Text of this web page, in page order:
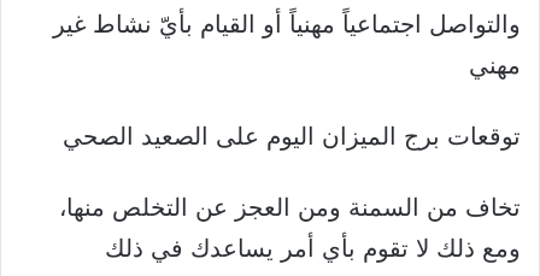
والتواصل اجتماعياً مهنياً أو القيام بأيّ نشاط غير
مهني
توقعات برج الميزان اليوم على الصعيد الصحي
تخاف من السمنة ومن العجز عن التخلص منها،
ومع ذلك لا تقوم بأي أمر يساعدك في ذلك